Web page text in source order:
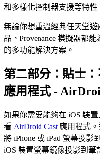
和多樣化控制器支援等特性
無論你想重溫經典任天堂
品，Provenance 模擬器都
的多功能解決方案。
第二部分：貼士
應用程式 -
如果你需要能夠在 iOS 裝
看 AirDroid Cast 應用程式
將 iPhone 或 iPad 螢幕投
iOS 裝置螢幕鏡像投影到筆